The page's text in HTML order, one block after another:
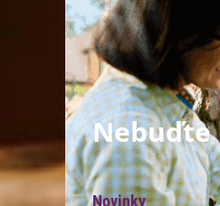
Novinky